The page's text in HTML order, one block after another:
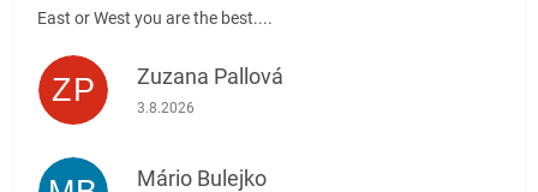
East or West you are the best....
ZP Zuzana Pallová
Hodnotenie obchodu je 5 z 5 hviezdičiek.
3.8.2026
Mário Bulejko